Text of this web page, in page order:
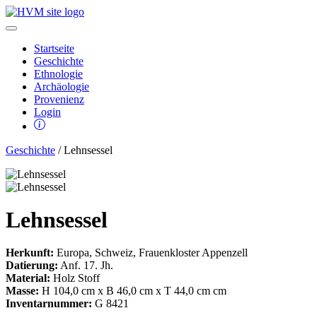
Startseite
Geschichte
Ethnologie
Archäologie
Provenienz
Login
Geschichte / Lehnsessel
Lehnsessel
Herkunft: Europa, Schweiz, Frauenkloster Appenzell
Datierung: Anf. 17. Jh.
Material: Holz Stoff
Masse: H 104,0 cm x B 46,0 cm x T 44,0 cm cm
Inventarnummer: G 8421